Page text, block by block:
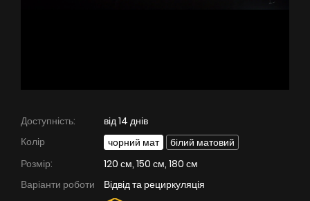
FAQ
Гарантія
Поради
Доступність:
від 14 днів
Колір
чорний мат
білий матовий
Розмір:
120 см, 150 см, 180 см
Варіанти роботи
Відвід та рециркуляція